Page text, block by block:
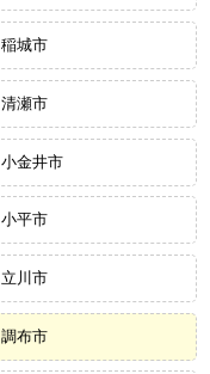
稲城市
清瀬市
小金井市
小平市
立川市
調布市